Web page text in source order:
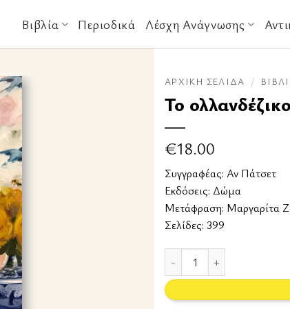
Βιβλία Περιοδικά Λέσχη Ανάγνωσης
ΑΡΧΙΚΉ ΣΕΛΊΔΑ /
Το
€18.00
Συγγραφέας: Αν Πάτσετ
Εκδόσεις: Δώμα
Μετάφραση: Μαργαρίτα
Σελίδες: 399